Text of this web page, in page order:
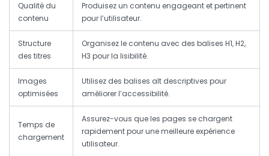
Qualité du
contenu
Produisez un contenu engageant et pertinent
pour l’utilisateur.
Structure
des titres
Organisez le contenu avec des balises H1, H2,
H3 pour la lisibilité.
Images
optimisées
Utilisez des balises alt descriptives pour
améliorer l’accessibilité.
Temps de
chargement
Assurez-vous que les pages se chargent
rapidement pour une meilleure expérience
utilisateur.